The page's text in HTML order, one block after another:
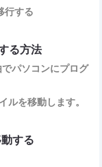
行する
る方法
パソコンにプログ
ルを移動します。
する